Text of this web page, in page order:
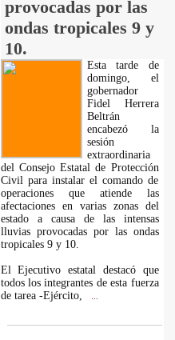
provocadas por las
ondas tropicales 9 y
10.
Esta tarde de
domingo, el
gobernador
Fidel Herrera
Beltrán
encabezó la
sesión
extraordinaria
del Consejo Estatal de Protección
Civil para instalar el comando de
operaciones que atiende las
afectaciones en varias zonas del
estado a causa de las intensas
lluvias provocadas por las ondas
tropicales 9 y 10.
El Ejecutivo estatal destacó que
todos los integrantes de esta fuerza
de tarea -Ejército,